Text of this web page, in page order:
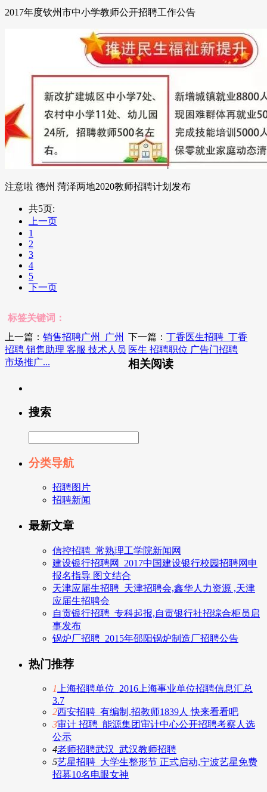
2017年度钦州市中小学教师公开招聘工作公告
注意啦 德州 菏泽两地2020教师招聘计划发布
共5页:
上一页
1
2
3
4
5
下一页
标签关键词：
上一篇： 销售招聘广州_广州
招聘 销售助理 客服 技术人员
市场推广...
下一篇：丁香医生招聘_丁香
医生 招聘职位 广告门招聘
相关阅读
搜索
分类导航
招聘图片
招聘新闻
最新文章
信控招聘_常熟理工学院新闻网
建设银行招聘网_2017中国建设银行校园招聘网申
报名指导 图文结合
天津应届生招聘_天津招聘会,鑫华人力资源 ,天津
应届生招聘会
自贡银行招聘_专科起报,自贡银行社招综合柜员启
事发布
锅炉厂招聘_2015年邵阳锅炉制造厂招聘公告
热门推荐
1 上海招聘单位_2016上海事业单位招聘信息汇总
3.7
2西安招聘_有编制,招教师1839人 快来看看吧
3审计 招聘_能源集团审计中心公开招聘考察人选
公示
4老师招聘武汉_武汉教师招聘
5艺星招聘_大学生整形节 正式启动,宁波艺星免费
招募10名电眼女神